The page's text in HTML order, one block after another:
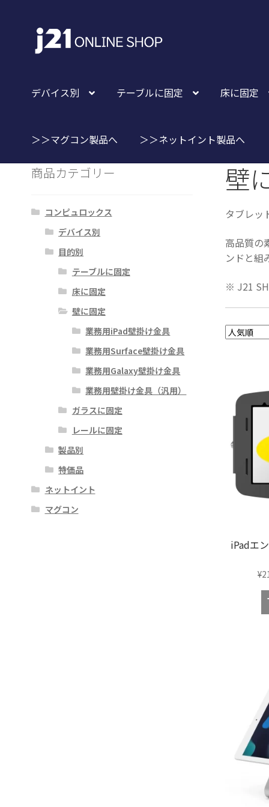
ナ
ビ
シ
へ
キ
ッ
コ
ン
ツ
キ
プ
デバイス別 テーブルに固定 床に固定
＞＞マグコン製品へ ＞＞ネットイント製品へ
壁
タブレッ
高品質の
ンドと組
※ J21
iPadエ
¥
商品カテゴリー
コンピュロックス
デバイス別
目的別
テーブルに固定
床に固定
壁に固定
業務用iPad壁掛け金具
業務用Surface壁掛け金具
業務用Galaxy壁掛け金具
業務用壁掛け金具（汎用）
ガラスに固定
レールに固定
製品別
特価品
ネットイント
マグコン